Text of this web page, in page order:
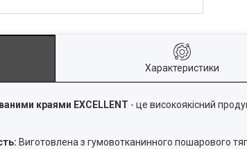
Характеристики
краями EXCELLENT - це високоякісний
Виготовлена з гумовотканинного пошарового